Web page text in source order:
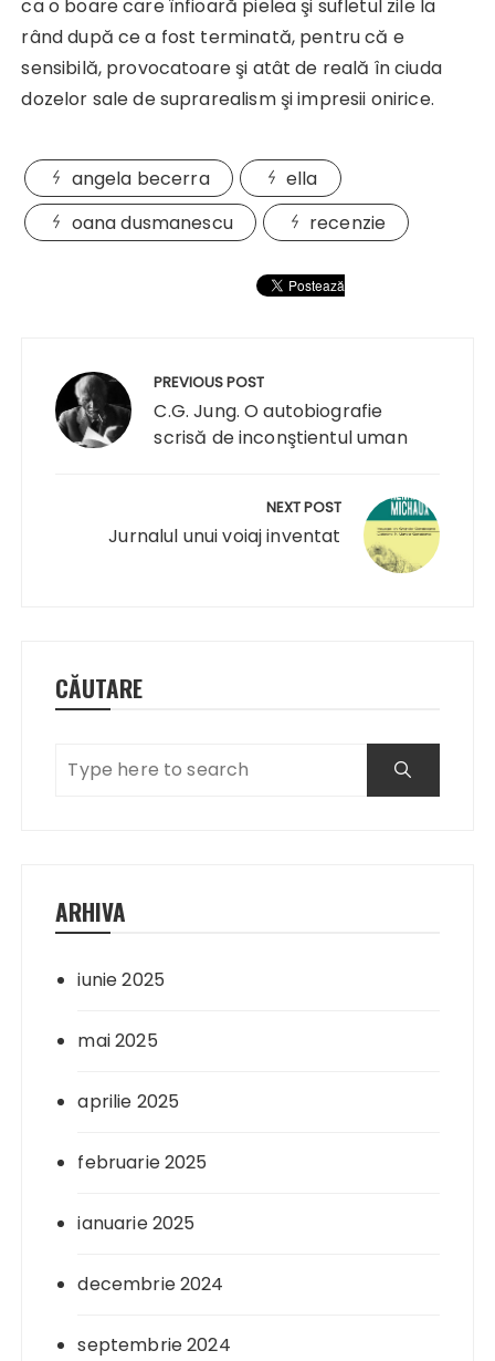
ca o boare care înfioară pielea şi sufletul zile la
rând după ce a fost terminată, pentru că e
sensibilă, provocatoare şi atât de reală în ciuda
dozelor sale de suprarealism şi impresii onirice.
angela becerra
ella
oana dusmanescu
recenzie
articole
PREVIOUS POST
C.G. Jung. O autobiografie
scrisă de inconştientul uman
NEXT POST
Jurnalul unui voiaj inventat
CĂUTARE
ARHIVA
iunie 2025
mai 2025
aprilie 2025
februarie 2025
ianuarie 2025
decembrie 2024
septembrie 2024